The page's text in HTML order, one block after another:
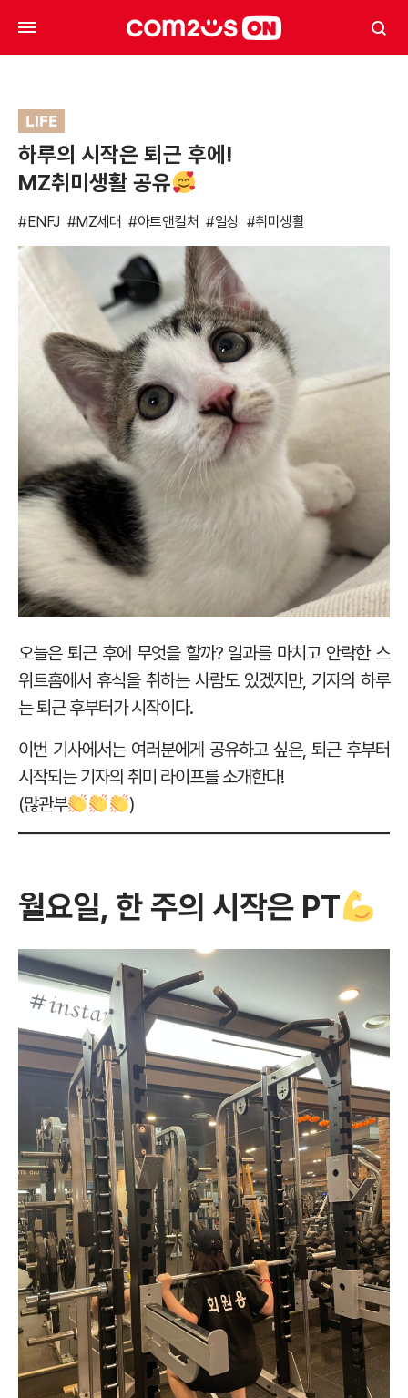
LIFE
하루의 시작은 퇴근 후에!
MZ취미생활 공유
#ENFJ #MZ세대 #아트앤컬처 #일상 #취미생활
오늘은 퇴근 후에 무엇을 할까? 일과를 마치고 안락한 스
위트홈에서 휴식을 취하는 사람도 있겠지만, 기자의 하루
는 퇴근 후부터가 시작이다.
이번 기사에서는 여러분에게 공유하고 싶은, 퇴근 후부터
시작되는 기자의 취미 라이프를 소개한다!
(많관부
)
월요일, 한 주의 시작은 PT